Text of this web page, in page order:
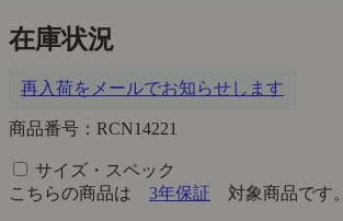
在庫状況
再入荷をメールでお知らせします
商品番号：RCN14221
サイズ・スペック
こちらの商品は 3年保証 対象商品です。